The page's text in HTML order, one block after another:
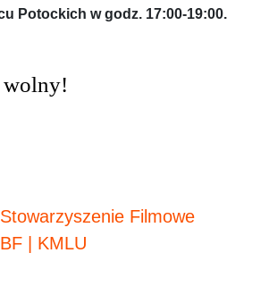
Potockich w godz. 17:00-19:00.
wolny!
Stowarzyszenie Filmowe
| KMLU